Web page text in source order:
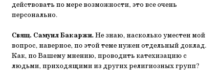
действовать по мере возможности, это все очень
персонально.
Свящ. Самуил Бакаржи. Не знаю, насколько уместен мой
вопрос, наверное, по этой теме нужен отдельный доклад.
Как, по Вашему мнению, проводить катехизацию с
людьми, приходящими из других религиозных групп?